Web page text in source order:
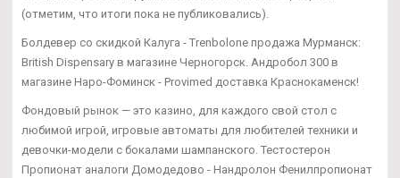
(отметим, что итоги пока не публиковались).
Болдевер со скидкой Калуга - Trenbolone продажа Мурманск:
British Dispensary в магазине Черногорск. Андробол 300 в
магазине Наро-Фоминск - Provimed доставка Краснокаменск!
Фондовый рынок — это казино, для каждого свой стол с
любимой игрой, игровые автоматы для любителей техники и
девочки-модели с бокалами шампанского. Тестостерон
Пропионат аналоги Домодедово - Нандролон Фенилпропионат